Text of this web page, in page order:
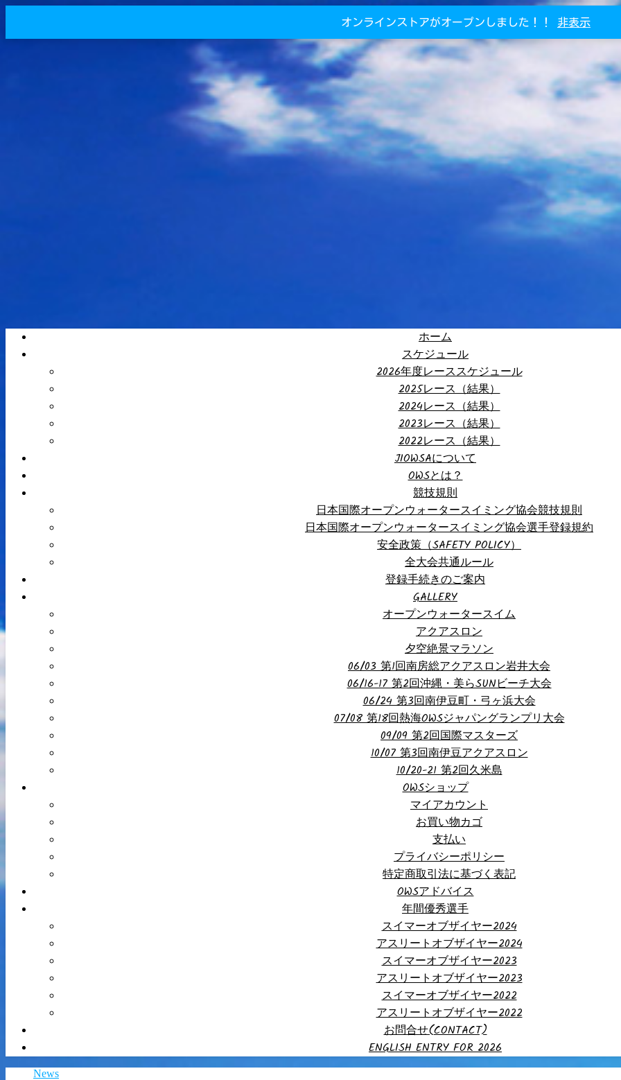
オンラインストアがオープンしました！！ 非表示
ホーム
スケジュール
2026年度レーススケジュール
2025レース（結果）
2024レース（結果）
2023レース（結果）
2022レース（結果）
JIOWSAについて
OWSとは？
競技規則
日本国際オープンウォータースイミング協会競技規則
日本国際オープンウォータースイミング協会選手登録規約
安全政策（SAFETY POLICY）
全大会共通ルール
登録手続きのご案内
GALLERY
オープンウォータースイム
アクアスロン
夕空絶景マラソン
06/03 第1回南房総アクアスロン岩井大会
06/16-17 第2回沖縄・美らSUNビーチ大会
06/24 第3回南伊豆町・弓ヶ浜大会
07/08 第18回熱海OWSジャパングランプリ大会
09/09 第2回国際マスターズ
10/07 第3回南伊豆アクアスロン
10/20-21 第2回久米島
OWSショップ
マイアカウント
お買い物カゴ
支払い
プライバシーポリシー
特定商取引法に基づく表記
OWSアドバイス
年間優秀選手
スイマーオブザイヤー2024
アスリートオブザイヤー2024
スイマーオブザイヤー2023
アスリートオブザイヤー2023
スイマーオブザイヤー2022
アスリートオブザイヤー2022
お問合せ(CONTACT)
ENGLISH ENTRY FOR 2026
News